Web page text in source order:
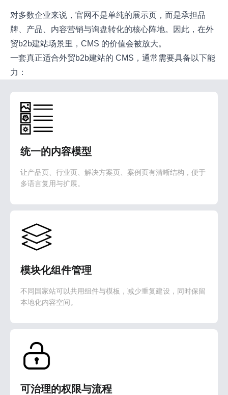
对多数企业来说，官网不是单纯的展示页，而是承担品
牌、产品、内容营销与询盘转化的核心阵地。因此，在外
贸b2b建站场景里，CMS 的价值会被放大。
一套真正适合外贸b2b建站的 CMS，通常需要具备以下能
力：
统一的内容模型
让产品页、行业页、解决方案页、案例页有清晰结构，便于
多语言复用与扩展。
模块化组件管理
不同国家站可以共用组件与模板，减少重复建设，同时保留
本地化内容空间。
可治理的权限与流程